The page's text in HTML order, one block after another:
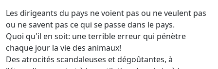
Les dirigeants du pays ne voient pas ou ne veulent pas
ou ne savent pas ce qui se passe dans le pays.
Quoi qu'il en soit: une terrible erreur qui pénètre
chaque jour la vie des animaux!
Des atrocités scandaleuses et dégoûtantes, à